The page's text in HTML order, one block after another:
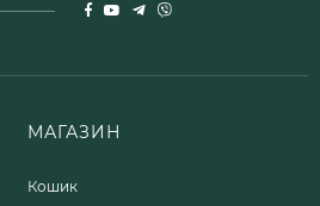
МАГАЗИН
Кошик